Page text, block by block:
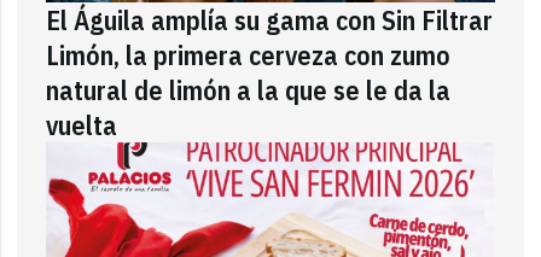
El Águila amplía su gama con Sin Filtrar
Limón, la primera cerveza con zumo
natural de limón a la que se le da la
vuelta